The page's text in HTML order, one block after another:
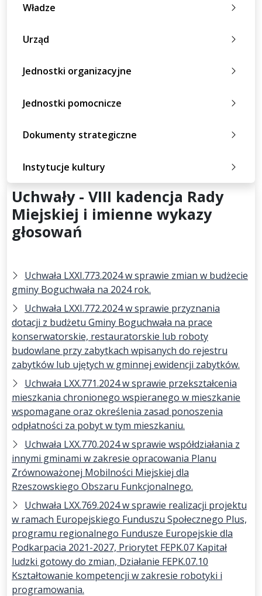
Władze
Urząd
Jednostki organizacyjne
Jednostki pomocnicze
Dokumenty strategiczne
Instytucje kultury
Uchwały - VIII kadencja Rady
Miejskiej i imienne wykazy
głosowań
Uchwała LXXI.773.2024 w sprawie zmian w budżecie
gminy Boguchwała na 2024 rok.
Uchwała LXXI.772.2024 w sprawie przyznania
dotacji z budżetu Gminy Boguchwała na prace
konserwatorskie, restauratorskie lub roboty
budowlane przy zabytkach wpisanych do rejestru
zabytków lub ujętych w gminnej ewidencji zabytków.
Uchwała LXX.771.2024 w sprawie przekształcenia
mieszkania chronionego wspieranego w mieszkanie
wspomagane oraz określenia zasad ponoszenia
odpłatności za pobyt w tym mieszkaniu.
Uchwała LXX.770.2024 w sprawie współdziałania z
innymi gminami w zakresie opracowania Planu
Zrównoważonej Mobilności Miejskiej dla
Rzeszowskiego Obszaru Funkcjonalnego.
Uchwała LXX.769.2024 w sprawie realizacji projektu
w ramach Europejskiego Funduszu Społecznego Plus,
programu regionalnego Fundusze Europejskie dla
Podkarpacia 2021-2027, Priorytet FEPK.07 Kapitał
ludzki gotowy do zmian, Działanie FEPK.07.10
Kształtowanie kompetencji w zakresie robotyki i
programowania.